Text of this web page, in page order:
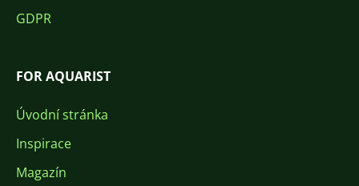
GDPR
FOR AQUARIST
Úvodní stránka
Inspirace
Magazín